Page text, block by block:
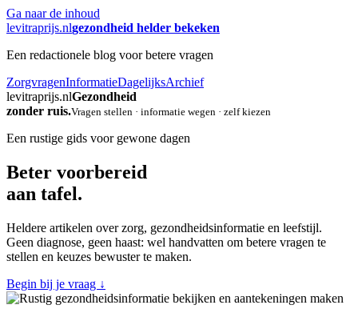
Ga naar de inhoud
levitraprijs.nlgezondheid helder bekeken
Een redactionele blog voor betere vragen
ZorgvragenInformatieDagelijksArchief
levitraprijs.nlGezondheid
zonder ruis.Vragen stellen · informatie wegen · zelf kiezen
Een rustige gids voor gewone dagen
Beter voorbereid
aan tafel.
Heldere artikelen over zorg, gezondheidsinformatie en leefstijl.
Geen diagnose, geen haast: wel handvatten om betere vragen te
stellen en keuzes bewuster te maken.
Begin bij je vraag ↓